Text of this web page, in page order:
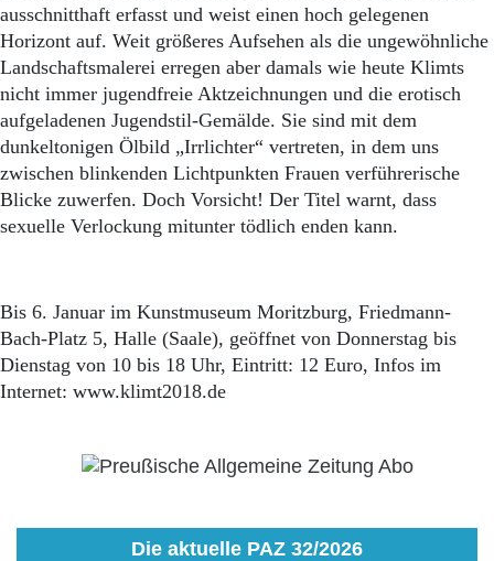
ausschnitthaft er­fasst und weist einen hoch gelegenen
Horizont auf. Weit größeres Aufsehen als die ungewöhnliche
Landschaftsmalerei erregen aber damals wie heute Klimts
nicht immer jugendfreie Aktzeichnungen und die erotisch
aufgeladenen Jugendstil-Gemälde. Sie sind mit dem
dunkeltonigen Ölbild „Irrlichter“ vertreten, in dem uns
zwischen blinkenden Lichtpunkten Frauen verführerische
Blicke zuwerfen. Doch Vorsicht! Der Titel warnt, dass
sexuelle Verlockung mitunter tödlich enden kann.
Bis 6. Januar im Kunstmuseum Moritzburg, Friedmann-
Bach-Platz 5, Halle (Saale), geöffnet von Donnerstag bis
Dienstag von 10 bis 18 Uhr, Eintritt: 12 Euro, Infos im
Internet: www.klimt2018.de
Die aktuelle PAZ 32/2026